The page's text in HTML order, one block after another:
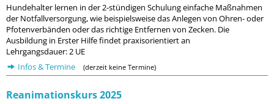
Hundehalter lernen in der 2-stündigen Schulung einfache Maßnahmen
der Notfallversorgung, wie beispielsweise das Anlegen von Ohren- oder
Pfotenverbänden oder das richtige Entfernen von Zecken. Die
Ausbildung in Erster Hilfe findet praxisorientiert an
Lehrgangsdauer: 2 UE
Infos & Termine
(derzeit keine Termine)
Reanimationskurs 2025